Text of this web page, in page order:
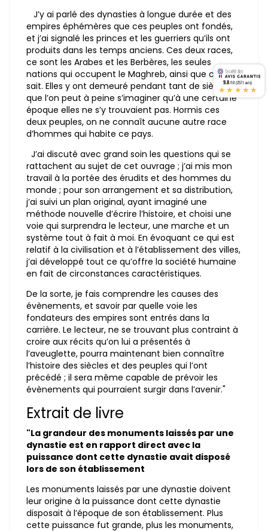
J’y ai parlé des dynasties à longue durée et des
empires éphémères que ces peuples ont fondés,
et j’ai signalé les princes et les guerriers qu’ils ont
produits dans les temps anciens. Ces deux races,
ce sont les Arabes et les Berbères, les seules
nations qui occupent le Maghreb, ainsi que chacun
sait. Elles y ont demeuré pendant tant de siècles,
que l’on peut à peine s’imaginer qu’à une certaine
époque elles ne s’y trouvaient pas. Hormis ces
deux peuples, on ne connaît aucune autre race
d’hommes qui habite ce pays.
J’ai discuté avec grand soin les questions qui se
rattachent au sujet de cet ouvrage ; j’ai mis mon
travail à la portée des érudits et des hommes du
monde ; pour son arrangement et sa distribution,
j’ai suivi un plan original, ayant imaginé une
méthode nouvelle d’écrire l’histoire, et choisi une
voie qui surprendra le lecteur, une marche et un
système tout à fait à moi. En évoquant ce qui est
relatif à la civilisation et à l’établissement des villes,
j’ai développé tout ce qu’offre la société humaine
en fait de circonstances caractéristiques.
De la sorte, je fais comprendre les causes des
évènements, et savoir par quelle voie les
fondateurs des empires sont entrés dans la
carrière. Le lecteur, ne se trouvant plus contraint à
croire aux récits qu’on lui a présentés à
l’aveuglette, pourra maintenant bien connaître
l’histoire des siècles et des peuples qui l’ont
précédé ; il sera même capable de prévoir les
évènements qui pourraient surgir dans l’avenir."
Extrait de livre
"La grandeur des monuments laissés par une
dynastie est en rapport direct avec la
puissance dont cette dynastie avait disposé
lors de son établissement
Les monuments laissés par une dynastie doivent
leur origine à la puissance dont cette dynastie
disposait à l’époque de son établissement. Plus
cette puissance fut grande, plus les monuments,
9.8/10 (2571 avis)
★★★★★